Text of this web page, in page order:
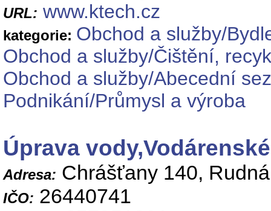
URL: www.ktech.cz
kategorie: Obchod a služby/
Obchod a služby/Čištění,
Obchod a služby/Abecední
Podnikání/Průmysl a výroba
Úprava
Adresa: Chrášťany 140,
IČO: 26440741